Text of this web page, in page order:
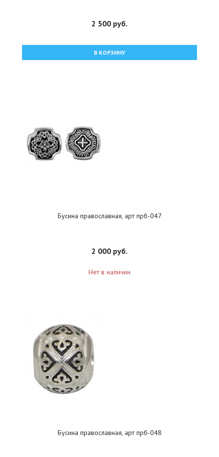
2 500 руб.
В КОРЗИНУ
Бусина православная, арт прб-047
2 000 руб.
Нет в наличии
Бусина православная, арт прб-048